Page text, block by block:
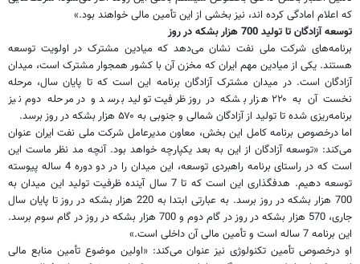
که اعلام امادگی کرده اند، نیز بخشی از این تأمین مالی خواهند بود.»
توسعه آزادگان تا تولید 700 هزار بشکه در روز
برنامه‌های شرکت ملی نفت نشان می‌دهد که میادین مشترک در اولویت توسعه
هستند. یکی از میادین مهم ایران که مخزن آن با کشور همجوار مشترک است، میدان
آزادگان است. در میدان مشترک آزادگان برنامه این است که تا پایان سال، مرحله
نخست آن به ۲۲۰‌ هزار بشکه در روز ظرفیت تولید برسد و در مرحله دوم نیز
برنامه‌ریزی شده تا تولید از آزادگان شمالی و جنوبی به ۵۷۰ هزار بشکه در روز برسد.
اما درخصوص برنامه کامل این بخش، معاون مدیرعامل شرکت ملی نفت ایران عنوان
می‌کند: «توسعه آزادگان از این به بعد یکپارچه خواهد بود. آنچه مد نظر ماست این
است که در راستای برنامه راهبردی توسعه، این میدان را در دو دوره 4 ساله پیوسته
توسعه دهیم. هدفگذاری این است که تا 7 سال آینده ظرفیت تولید این میدان به
700 هزار بشکه در روز برسد. به عبارتی ابتدا به 220 هزار بشکه در روز تا پایان سال
جاری، 570 هزار بشکه در روز در گام دوم و 700 هزار بشکه در روز در گام سوم برسد.
این برنامه 7 ساله است و تأمین مالی آن داخلی است.»
او درخصوص تأمین تکنولوژی نیز عنوان می‌کند: «اولین موضوع تأمین منابع مالی